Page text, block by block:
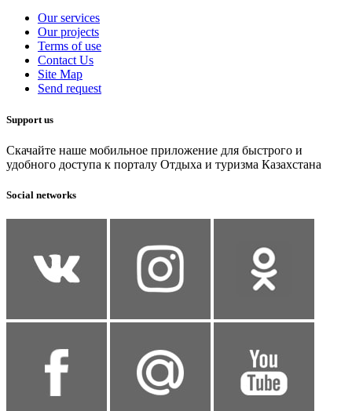
Our services
Our projects
Terms of use
Contact Us
Site Map
Send request
Support us
Скачайте наше мобильное приложение для быстрого и
удобного доступа к порталу Отдыха и туризма Казахстана
Social networks